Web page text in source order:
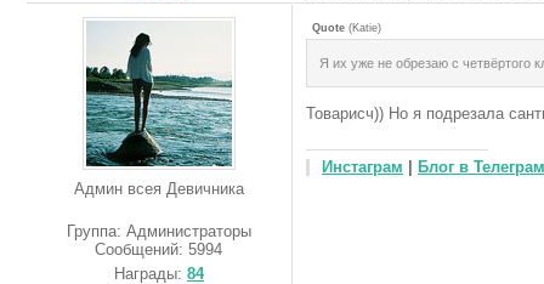
Админ всея Девичника
Группа: Администраторы
Сообщений:5994
Награды: 84
Quote (Katie)
Я их уже не обрезаю с четвёртого
Товарисч)) Но я подрезала
Инстаграм | Блог в